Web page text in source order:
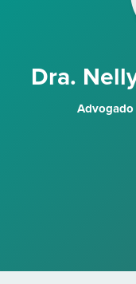
Dra.
Advogado